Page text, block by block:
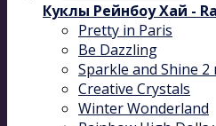
Куклы Рейнбоу Хай -
Pretty in Paris
Be Dazzling
Sparkle and Shine 2
Сreative Сrystals
Winter Wonderland